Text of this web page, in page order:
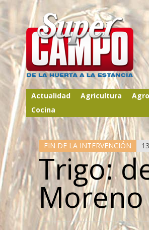
Actualidad Agricultura
Cocina
FIN DE LA INTERVENCIÓN
Trigo:
Moreno